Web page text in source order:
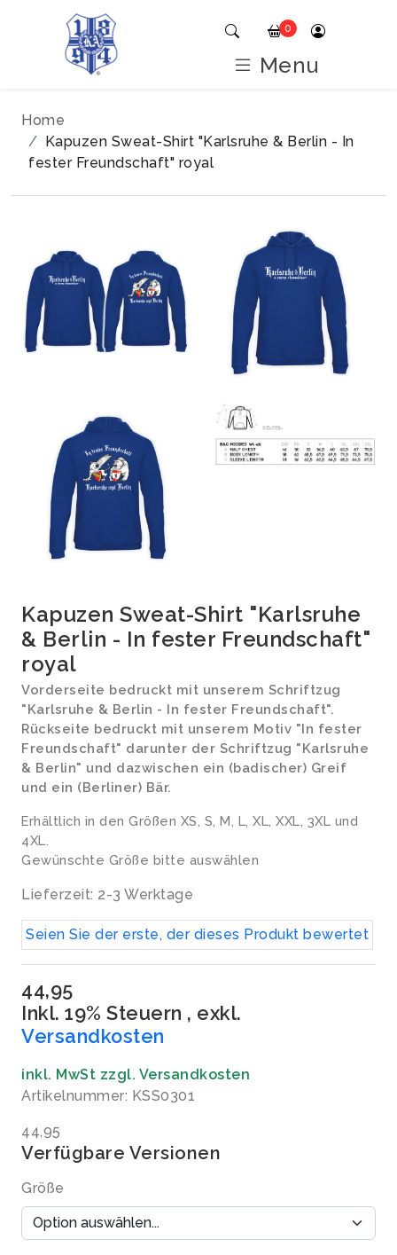
Home
Kapuzen Sweat-Shirt "Karlsruhe & Berlin - In
fester Freundschaft" royal
Kapuzen Sweat-Shirt "Karlsruhe
& Berlin - In fester Freundschaft"
royal
Vorderseite bedruckt mit unserem Schriftzug
"Karlsruhe & Berlin - In fester Freundschaft".
Rückseite bedruckt mit unserem Motiv "In fester
Freundschaft" darunter der Schriftzug "Karlsruhe
& Berlin" und dazwischen ein (badischer) Greif
und ein (Berliner) Bär.
Erhältlich in den Größen XS, S, M, L, XL, XXL, 3XL und
4XL.
Gewünschte Größe bitte auswählen
Lieferzeit: 2-3 Werktage
Seien Sie der erste, der dieses Produkt bewertet
44,95
Inkl. 19% Steuern , exkl.
Versandkosten
inkl. MwSt zzgl. Versandkosten
Artikelnummer: KSS0301
44,95
Verfügbare Versionen
Größe
0
Menu